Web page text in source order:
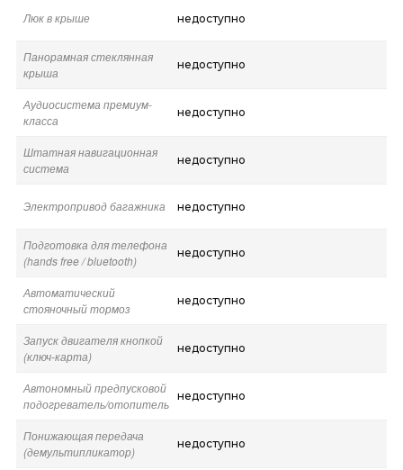
Люк в крыше недоступно
Панорамная стеклянная
крыша
недоступно
Аудиосистема премиум-
класса
недоступно
Штатная навигационная
система
недоступно
Электропривод багажника недоступно
Подготовка для телефона
(hands free / bluetooth)
недоступно
Автоматический
стояночный тормоз
недоступно
Запуск двигателя кнопкой
(ключ-карта)
недоступно
Автономный предпусковой
подогреватель/отопитель
недоступно
Понижающая передача
(демультипликатор)
недоступно